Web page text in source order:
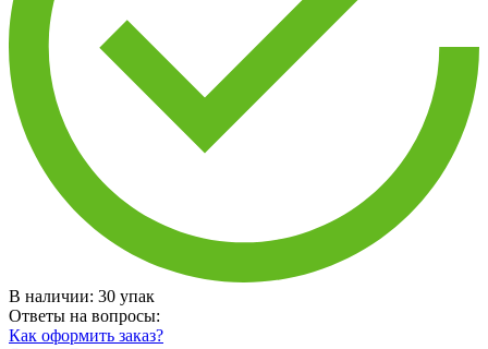
В наличии: 30 упак
Ответы на вопросы:
Как оформить заказ?